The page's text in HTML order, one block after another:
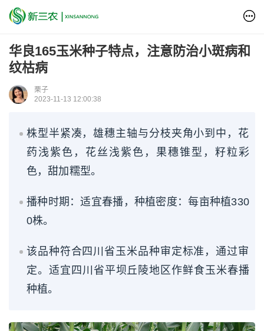
华良165玉米种子特点，注意防治小斑病和
纹枯病
栗子
2023-11-13 12:00:38
株型半紧凑，雄穗主轴与分枝夹角小到中，花
药浅紫色，花丝浅紫色，果穗锥型，籽粒彩
色，甜加糯型。
播种时期：适宜春播，种植密度：每亩种植330
0株。
该品种符合四川省玉米品种审定标准，通过审
定。适宜四川省平坝丘陵地区作鲜食玉米春播
种植。